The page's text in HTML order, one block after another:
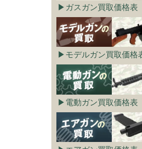
ガスガン買取価格表
モデルガン買取価格
電動ガン買取価格表